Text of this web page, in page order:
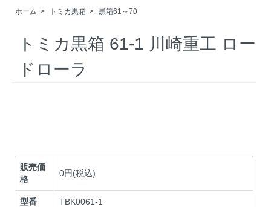
ホーム > トミカ黒箱 > 黒箱61～70
トミカ黒箱 61-1 川崎重工 ロー
ドローラ
販売価
格
0円(税込)
型番 TBK0061-1